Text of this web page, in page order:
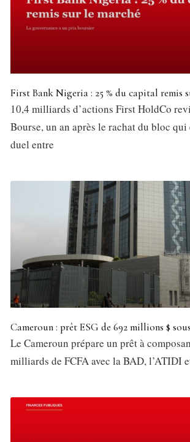
First Bank Nigeria : 25 % du capital remis
10,4 milliards d’actions First HoldCo
Bourse, un an après le rachat du bloc
duel entre
Cameroun : prêt ESG de 692 millions $
Le Cameroun prépare un prêt à
milliards de FCFA avec la BAD, l’ATIDI